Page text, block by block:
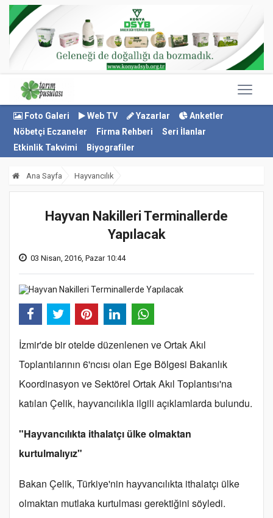
Foto Galeri Web TV Yazarlar
Anketler
Nöbetçi Eczaneler
Firma Rehberi
Seri İlanlar
Etkinlik Takvimi
Biyografiler
Ana Sayfa Hayvancılık
Hayvan Nakilleri Terminallerde
Yapılacak
03 Nisan, 2016, Pazar 10:44
İzmir'de bir otelde düzenlenen ve Ortak Akıl
Toplantılarının 6'ncısı olan Ege Bölgesi Bakanlık
Koordinasyon ve Sektörel Ortak Akıl Toplantısı'na
katılan Çelik, hayvancılıkla ilgili açıklamlarda bulundu.
"Hayvancılıkta ithalatçı ülke olmaktan
kurtulmalıyız"
Bakan Çelik, Türkiye'nin hayvancılıkta ithalatçı ülke
olmaktan mutlaka kurtulması gerektiğini söyledi.